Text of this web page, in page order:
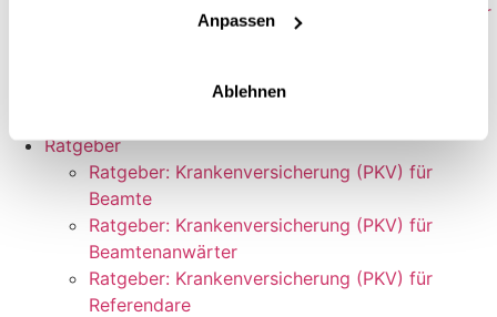
Datenschutz|Wie Google
Anpassen
Ablehnen
Ratgeber: Krankenversicherung (PKV) für Lehrer
Ratgeber
Ratgeber: Krankenversicherung (PKV) für
Beamte
Ratgeber: Krankenversicherung (PKV) für
Beamtenanwärter
Ratgeber: Krankenversicherung (PKV) für
Referendare